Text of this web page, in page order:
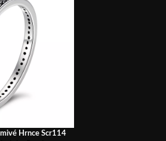
Hrnce Scr114